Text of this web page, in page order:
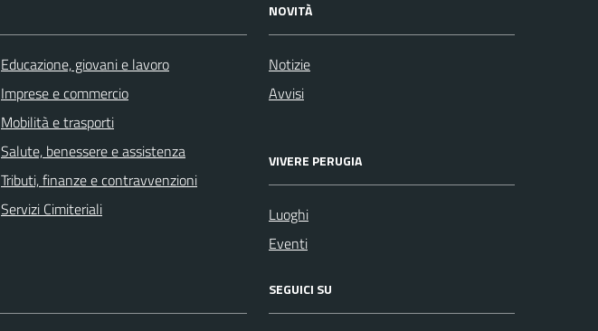
Educazione, giovani e lavoro
Imprese e commercio
Mobilità e trasporti
Salute, benessere e assistenza
Tributi, finanze e contravvenzioni
Servizi Cimiteriali
NOVITÀ
Notizie
Avvisi
VIVERE PERUGIA
Luoghi
Eventi
SEGUICI SU